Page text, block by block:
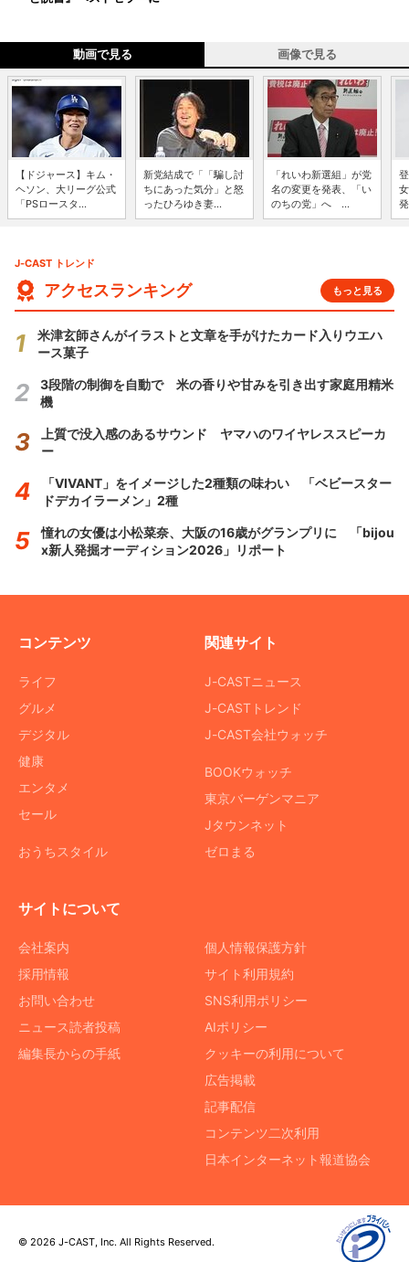
動画で見る 画像で見る
【ドジャース】キム・
ヘソン、大リーグ公式
「PSロースタ...
新党結成で「「騙し討
ちにあった気分」と怒
ったひろゆき妻...
「れいわ新選組」が党
名の変更を発表、「い
のちの党」へ ...
J-CAST トレンド
アクセスランキング もっと見る
米津玄師さんがイラストと文章を手がけたカード入りウエハ
ース菓子
3段階の制御を自動で 米の香りや甘みを引き出す家庭用精米
機
上質で没入感のあるサウンド ヤマハのワイヤレススピーカ
ー
「VIVANT」をイメージした2種類の味わい 「ベビースター
ドデカイラーメン」2種
憧れの女優は小松菜奈、大阪の16歳がグランプリに 「bijou
x新人発掘オーディション2026」リポート
コンテンツ
ライフ
グルメ
デジタル
健康
エンタメ
セール
おうちスタイル
関連サイト
J-CASTニュース
J-CASTトレンド
J-CAST会社ウォッチ
BOOKウォッチ
東京バーゲンマニア
Jタウンネット
ゼロまる
サイトについて
会社案内
採用情報
お問い合わせ
ニュース読者投稿
編集長からの手紙
個人情報保護方針
サイト利用規約
SNS利用ポリシー
AIポリシー
クッキーの利用について
広告掲載
記事配信
コンテンツ二次利用
日本インターネット報道協会
© 2026 J-CAST, Inc. All Rights Reserved.